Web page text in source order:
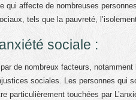
qui affecte de nombreuses
tels que la pauvreté,
sociale :
de nombreux facteurs,
sociales. Les personnes qui
particulièrement touchées par